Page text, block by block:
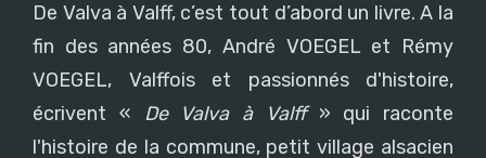
De Valva à Valff, c’est tout d’abord un livre. A la
fin des années 80, André VOEGEL et Rémy
VOEGEL, Valffois et passionnés d'histoire,
écrivent « De Valva à Valff» qui raconte
l'histoire de la commune, petit village alsacien